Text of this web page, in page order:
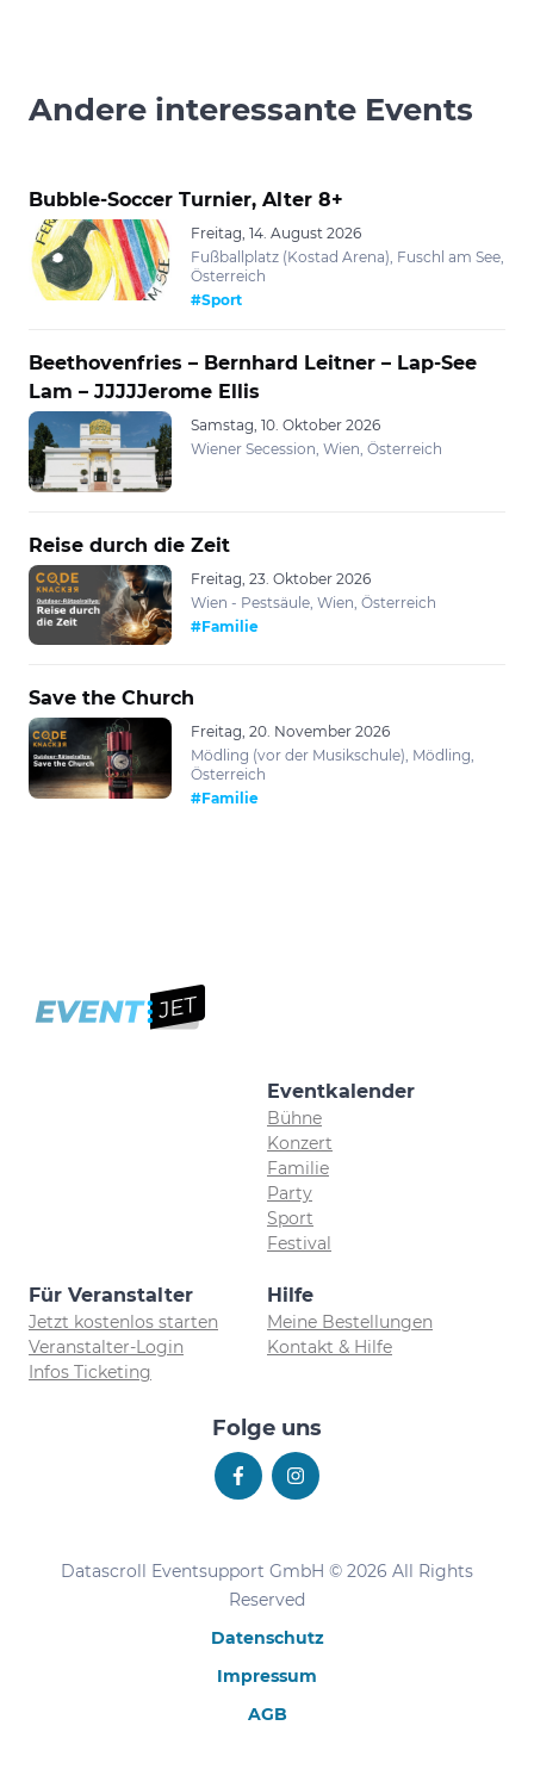
Andere interessante Events
Bubble-Soccer Turnier, Alter 8+
Freitag, 14. August 2026
Fußballplatz (Kostad Arena), Fuschl am See,
Österreich
#Sport
Beethovenfries – Bernhard Leitner – Lap-See
Lam – JJJJJerome Ellis
Samstag, 10. Oktober 2026
Wiener Secession, Wien, Österreich
Reise durch die Zeit
Freitag, 23. Oktober 2026
Wien - Pestsäule, Wien, Österreich
#Familie
Save the Church
Freitag, 20. November 2026
Mödling (vor der Musikschule), Mödling,
Österreich
#Familie
Eventkalender
Bühne
Konzert
Familie
Party
Sport
Festival
Für Veranstalter
Jetzt kostenlos starten
Veranstalter-Login
Infos Ticketing
Hilfe
Meine Bestellungen
Kontakt & Hilfe
Folge uns
Datascroll Eventsupport GmbH © 2026 All Rights
Reserved
Datenschutz
Impressum
AGB